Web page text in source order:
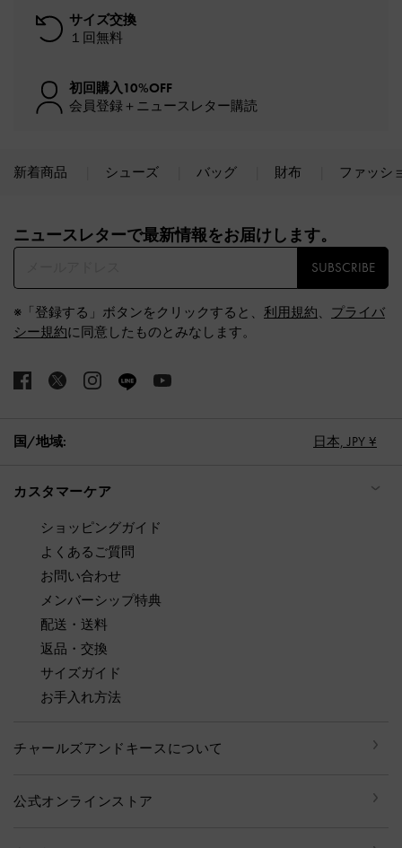
サイズ交換
１回無料
初回購入10%OFF
会員登録＋ニュースレター購読
新着商品 シューズ バッグ 財布 ファッシ
ニュースレターで最新情報をお届けします。​
SUBSCRIBE
※「登録する」ボタンをクリックすると、 利用規約、 プライバ
シー規約に同意したものとみなします。
国/地域: 日本, JPY ¥
カスタマーケア
ショッピングガイド
よくあるご質問
お問い合わせ
メンバーシップ特典
配送・送料
返品・交換
サイズガイド
お手入れ方法
チャールズアンドキースについて
公式オンラインストア